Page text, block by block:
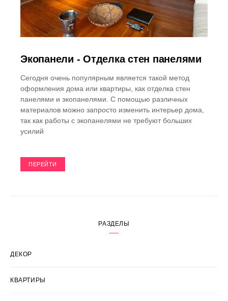
Экопанели - Отделка стен панелями
Сегодня очень популярным является такой метод
оформления дома или квартиры, как отделка стен
панелями и экопанелями. С помощью различных
материалов можно запросто изменить интерьер дома,
так как работы с экопанелями не требуют больших
усилий
ПЕРЕЙТИ
РАЗДЕЛЫ
ДЕКОР
КВАРТИРЫ